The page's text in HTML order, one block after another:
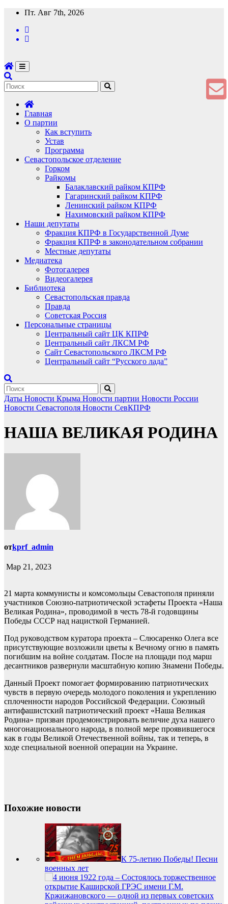
Перейти
содержимому
Пт. Авг 7th, 2026
Главная
О партии
Как вступить
Устав
Программа
Севастопольское отделение
Горком
Райкомы
Балаклавский райком КПРФ
Гагаринский райком КПРФ
Ленинский райком КПРФ
Нахимовский райком КПРФ
Наши депутаты
Фракция КПРФ в Государственной Думе
Фракция КПРФ в законодательном собрании
Местные депутаты
Медиатека
Фотогалерея
Видеогалерея
Библиотека
Севастопольская правда
Правда
Советская Россия
Персональные страницы
Центральный сайт ЦК КПРФ
Центральный сайт ЛКСМ РФ
Сайт Севастопольского ЛКСМ РФ
Центральный сайт “Русского лада”
Даты Новости Крыма Новости партии Новости России
Новости Севастополя Новости СевКПРФ
НАША ВЕЛИКАЯ РОДИНА
отkprf_admin
Мар 21, 2023
21 марта коммунисты и комсомольцы Севастополя приняли
участников Союзно-патриотической эстафеты Проекта «Наша
Великая Родина», проводимой в честь 78-й годовщины
Победы СССР над нацисткой Германией.
Под руководством куратора проекта – Слюсаренко Олега все
присутствующие возложили цветы к Вечному огню в память
погибшим на войне солдатам. После на площади под марш
десантников развернули масштабную копию Знамени Победы.
Данный Проект помогает формированию патриотических
чувств в первую очередь молодого поколения и укреплению
сплоченности народов Российской Федерации. Союзный
антифашистский патриотический проект «Наша Великая
Родина» призван продемонстрировать величие духа нашего
многонационального народа, в полной мере проявившегося
как в годы Великой Отечественной войны, так и теперь, в
ходе специальной военной операции на Украине.
Похожие новости
К 75-летию Победы! Песни
военных лет